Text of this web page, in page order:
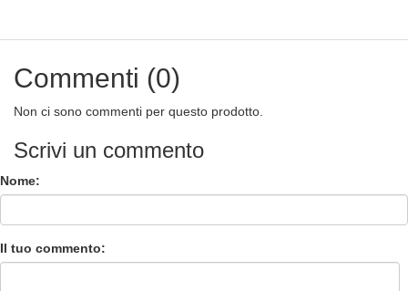
Commenti (0)
Non ci sono commenti per questo prodotto.
Scrivi un commento
Nome:
Il tuo commento: